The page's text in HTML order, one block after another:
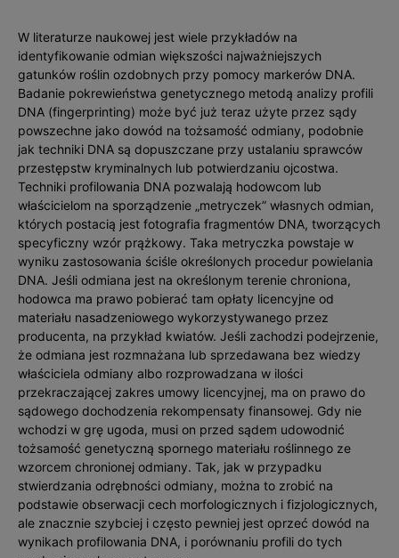
W literaturze naukowej jest wiele przykładów na
identyfikowanie odmian większości najważniejszych
gatunków roślin ozdobnych przy pomocy markerów DNA.
Badanie pokrewieństwa genetycznego metodą analizy profili
DNA (fingerprinting) może być już teraz użyte przez sądy
powszechne jako dowód na tożsamość odmiany, podobnie
jak techniki DNA są dopuszczane przy ustalaniu sprawców
przestępstw kryminalnych lub potwierdzaniu ojcostwa.
Techniki profilowania DNA pozwalają hodowcom lub
właścicielom na sporządzenie „metryczek” własnych odmian,
których postacią jest fotografia fragmentów DNA, tworzących
specyficzny wzór prążkowy. Taka metryczka powstaje w
wyniku zastosowania ściśle okreś­lonych procedur powielania
DNA. Jeśli odmiana jest na określonym terenie chroniona,
hodowca ma prawo pobierać tam opłaty licencyjne od
materiału nasadzeniowego wykorzystywanego przez
producenta, na przykład kwiatów. Jeśli zachodzi podejrzenie,
że odmiana jest rozmnażana lub sprzedawana bez wiedzy
właściciela odmiany albo rozprowadzana w ilości
przekraczającej zakres umowy licencyjnej, ma on prawo do
sądowego dochodzenia rekompensaty finansowej. Gdy nie
wchodzi w grę ugoda, musi on przed sądem udowodnić
tożsamość genetyczną spornego materiału roślinnego ze
wzorcem chronionej odmiany. Tak, jak w przypadku
stwierdzania odrębności odmiany, można to zrobić na
podstawie obserwacji cech morfologicznych i fizjologicznych,
ale znacznie szybciej i często pewniej jest oprzeć dowód na
wynikach profilowania DNA, i porównaniu profili do tych